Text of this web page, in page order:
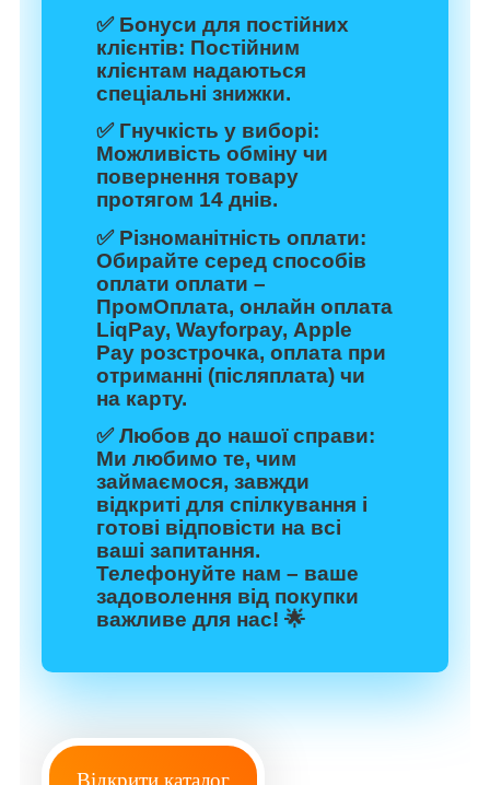
✅ Бонуси для постійних
клієнтів: Постійним
клієнтам надаються
спеціальні знижки.
✅ Гнучкість у виборі:
Можливість обміну чи
повернення товару
протягом 14 днів.
✅ Різноманітність оплати:
Обирайте серед способів
оплати оплати –
ПромОплата, онлайн оплата
LiqPay, Wayforpay, Apple
Pay розстрочка, оплата при
отриманні (післяплата) чи
на карту.
✅Любов до нашої справи:
Ми любимо те, чим
займаємося, завжди
відкриті для спілкування і
готові відповісти на всі
ваші запитання.
Телефонуйте нам – ваше
задоволення від покупки
важливе для нас! 🌟